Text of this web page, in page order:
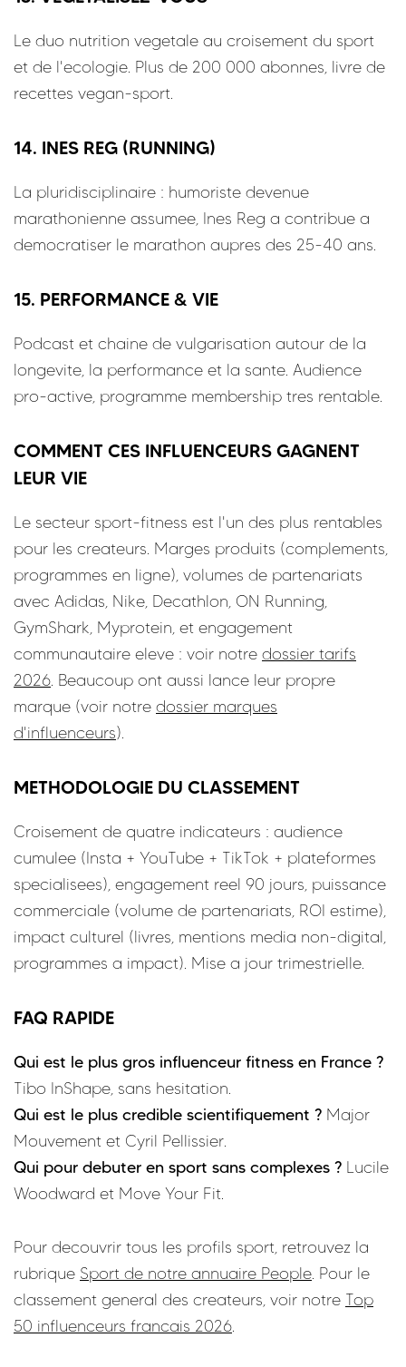
Le duo nutrition vegetale au croisement du sport
et de l'ecologie. Plus de 200 000 abonnes, livre de
recettes vegan-sport.
14. INES REG (RUNNING)
La pluridisciplinaire : humoriste devenue
marathonienne assumee, Ines Reg a contribue a
democratiser le marathon aupres des 25-40 ans.
15. PERFORMANCE & VIE
Podcast et chaine de vulgarisation autour de la
longevite, la performance et la sante. Audience
pro-active, programme membership tres rentable.
COMMENT CES INFLUENCEURS GAGNENT
LEUR VIE
Le secteur sport-fitness est l'un des plus rentables
pour les createurs. Marges produits (complements,
programmes en ligne), volumes de partenariats
avec Adidas, Nike, Decathlon, ON Running,
GymShark, Myprotein, et engagement
communautaire eleve : voir notre dossier tarifs
2026. Beaucoup ont aussi lance leur propre
marque (voir notre dossier marques
d'influenceurs).
METHODOLOGIE DU CLASSEMENT
Croisement de quatre indicateurs : audience
cumulee (Insta + YouTube + TikTok + plateformes
specialisees), engagement reel 90 jours, puissance
commerciale (volume de partenariats, ROI estime),
impact culturel (livres, mentions media non-digital,
programmes a impact). Mise a jour trimestrielle.
FAQ RAPIDE
Qui est le plus gros influenceur fitness en France ?
Tibo InShape, sans hesitation.
Qui est le plus credible scientifiquement ? Major
Mouvement et Cyril Pellissier.
Qui pour debuter en sport sans complexes ? Lucile
Woodward et Move Your Fit.
Pour decouvrir tous les profils sport, retrouvez la
rubrique Sport de notre annuaire People. Pour le
classement general des createurs, voir notre Top
50 influenceurs francais 2026.